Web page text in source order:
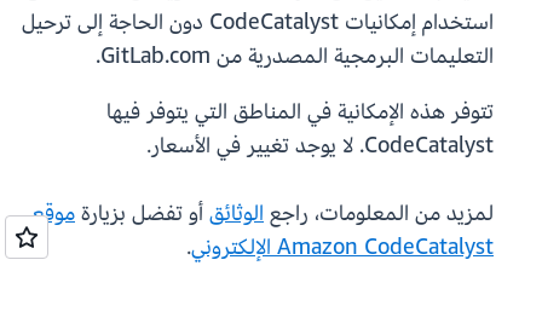
استخدام إمكانيات CodeCatalyst دون الحاجة إلى ترحيل
التعليمات البرمجية المصدرية من GitLab.com.
تتوفر هذه الإمكانية في المناطق التي يتوفر فيها
CodeCatalyst. لا يوجد تغيير في الأسعار.
لمزيد من المعلومات، راجعالوثائقأو تفضل بزيارةموقع
Amazon CodeCatalyst الإلكتروني
.